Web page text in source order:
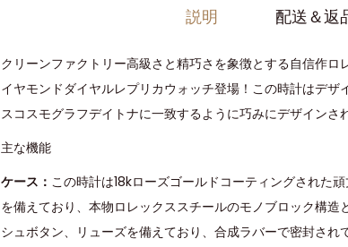
説明 配送＆返
クリーンファクトリー高級さと精巧さを象徴とする自信作
イヤモンドダイヤルレプリカウォッチ登場！この時計はデ
スコスモグラフデイトナに一致するように巧みにデザイン
主な機能
ケース： この時計は18kローズゴールドコーティングされた
を備えており、本物ロレックススチールのモノブロック構
シュボタン、リューズを備えており、合成ラバーで密封さ